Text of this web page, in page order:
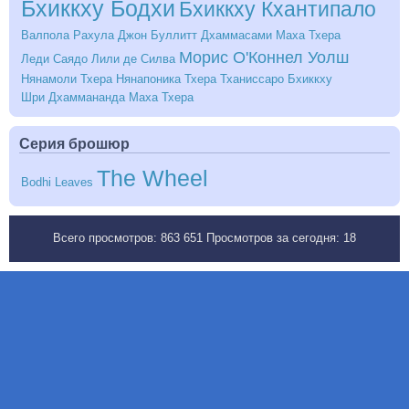
Бхиккху Бодхи Бхиккху Кхантипало
Валпола Рахула Джон Буллитт Дхаммасами Маха Тхера
Леди Саядо Лили де Силва Морис О'Коннел Уолш
Нянамоли Тхера Нянапоника Тхера
Тханиссаро Бхиккху
Шри Дхаммананда Маха Тхера
Серия брошюр
Bodhi Leaves The Wheel
Всего просмотров: 863 651 Просмотров за сегодня: 18